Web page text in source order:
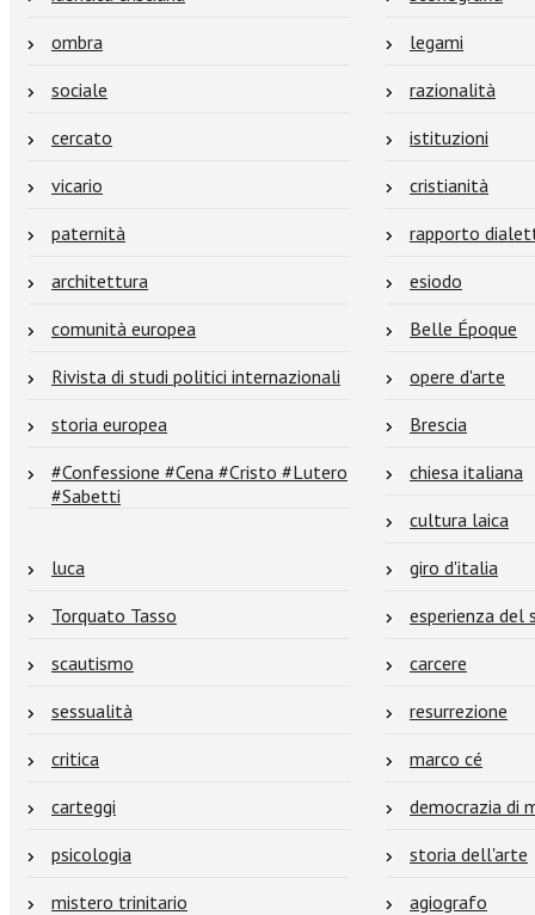
ombra
legami
sociale
razionalità
cercato
istituzioni
vicario
cristianità
paternità
rapporto
architettura
esiodo
comunità europea
Belle Époque
Rivista di studi politici internazionali
opere d'arte
storia europea
Brescia
#Confessione #Cena #Cristo #Lutero
#Sabetti
chiesa italiana
cultura laica
luca
giro d'italia
Torquato Tasso
esperienza del
scautismo
carcere
sessualità
resurrezione
critica
marco cé
carteggi
democrazia di
psicologia
storia dell'arte
mistero trinitario
agiografo